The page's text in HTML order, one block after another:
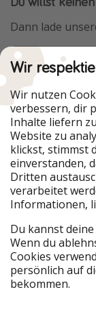
Dann lade
Urlaubspiraten
Unsere Märkte
PiratinViaggio
VakantiePiraten
VoyagesPirates
Urlaubspiraten
TravelPirates
Lerne uns
Über uns
Wir
Wir nutzen
verbessern, dir
Inhalte liefern
Website zu
klickst, stimmst
einverstanden,
Dritten
verarbeitet
Informationen,
Du kannst
Wenn du
Cookies
persönlich auf
bekommen.